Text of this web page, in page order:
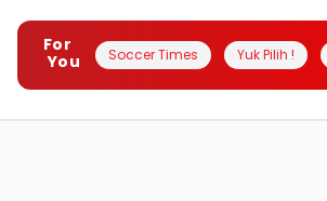
For
You
Soccer Times Yuk Pilih !